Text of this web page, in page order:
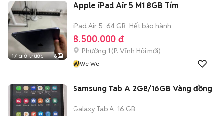
17 giờ trước 6
Apple iPad Air 5 M1 8GB Tím
iPad Air 5 64 GB Hết bảo hành
8.500.000 đ
Phường 1 (P. Vĩnh Hội mới)
WWe We
Samsung Tab A 2GB/16GB Vàng đồng
Galaxy Tab A 16 GB